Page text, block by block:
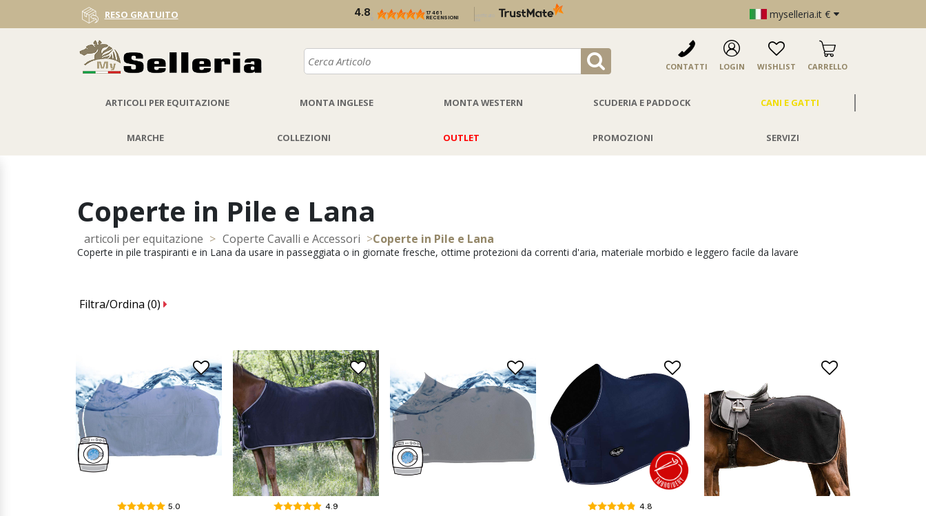
SPEDIZIONE GRATIS 4.8 /
5
17 461
RECENSIONI myselleria.it €
CONTATTI LOGIN WISHLIST CARRELLO
ARTICOLI PER EQUITAZIONE MONTA INGLESE MONTA WESTERN SCUDERIA E PADDOCK CANI E GATTI
MARCHE COLLEZIONI OUTLET PROMOZIONI SERVIZI
Coperte in Pile e Lana
articoli per equitazione > Coperte Cavalli e Accessori >Coperte in Pile e Lana
Coperte in pile traspiranti e in Lana da usare in passeggiata o in giornate fresche, ottime protezioni da correnti d'aria, materiale morbido e leggero facile da lavare
Filtra/Ordina (0)
5.0 4.9 4.8